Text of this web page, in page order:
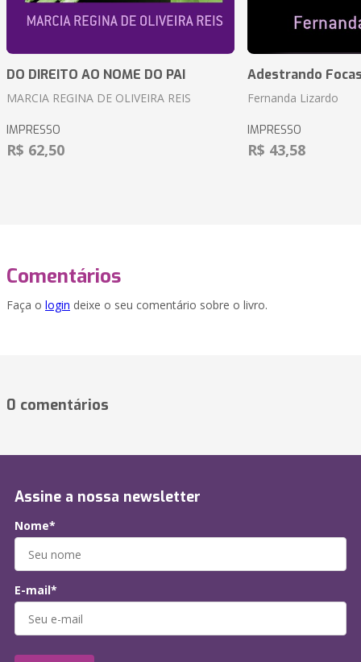
DO DIREITO AO NOME DO PAI
MARCIA REGINA DE OLIVEIRA REIS
IMPRESSO
R$ 62,50
Adestrando
Fernanda Lizardo
IMPRESSO
R$ 43,58
Comentários
Faça o login deixe o seu comentário sobre o livro.
0 comentários
Assine a nossa newsletter
Nome*
E-mail*